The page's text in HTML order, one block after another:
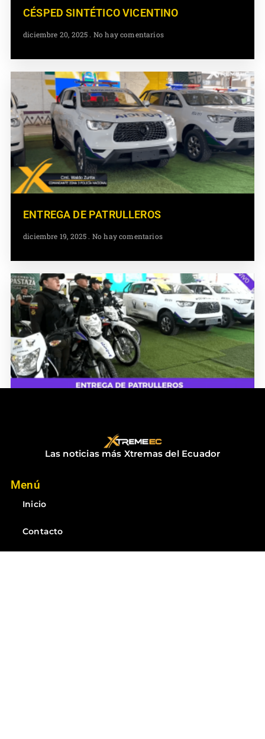
CÉSPED SINTÉTICO VICENTINO
diciembre 20, 2025 No hay comentarios
ENTREGA DE PATRULLEROS
diciembre 19, 2025 No hay comentarios
No hay comentarios
Las noticias más Xtremas del Ecuador
Menú
Inicio
Contacto